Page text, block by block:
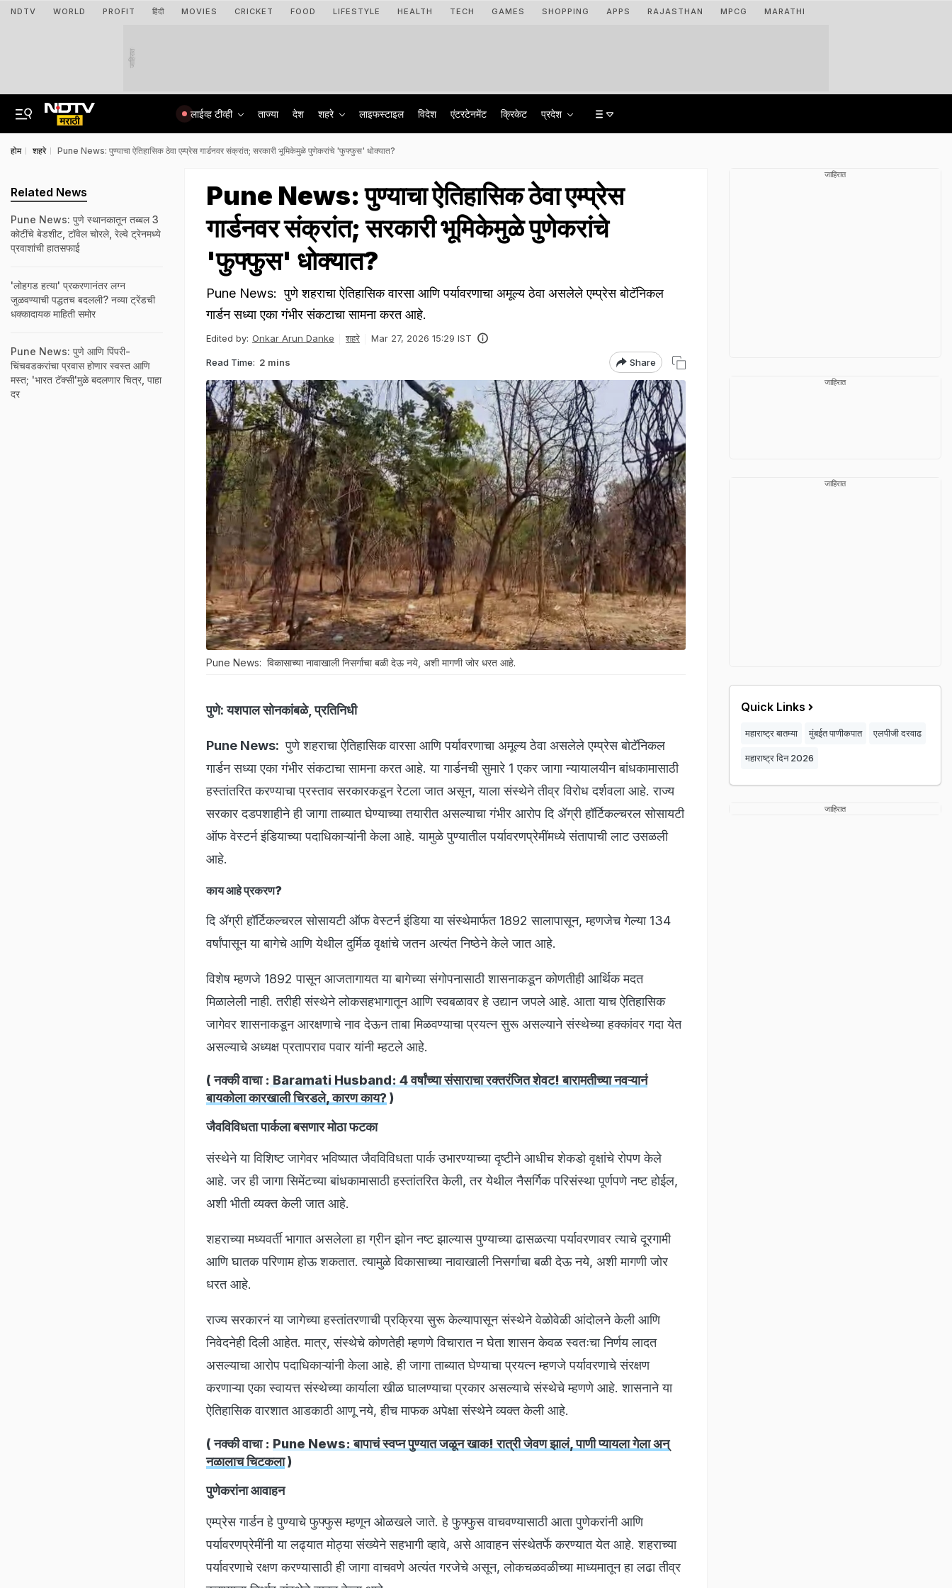
NDTV WORLD PROFIT हिंदी MOVIES CRICKET FOOD LIFESTYLE HEALTH TECH GAMES SHOPPING APPS RAJASTHAN MPCG MARATHI
जाहिरात
लाईव्ह टीव्ही ताज्या देश शहरे लाइफस्टाइल विदेश एंटरटेनमेंट क्रिकेट प्रदेश
होम शहरे Pune News: पुण्याचा ऐतिहासिक ठेवा एम्प्रेस गार्डनवर संक्रांत; सरकारी भूमिकेमुळे पुणेकरांचे 'फुफ्फुस' धोक्यात?
Pune News: पुण्याचा ऐतिहासिक ठेवा एम्प्रेस
गार्डनवर संक्रांत; सरकारी भूमिकेमुळे पुणेकरांचे
'फुफ्फुस' धोक्यात?
Pune News: पुणे शहराचा ऐतिहासिक वारसा आणि पर्यावरणाचा अमूल्य ठेवा असलेले एम्प्रेस बोटॅनिकल
गार्डन सध्या एका गंभीर संकटाचा सामना करत आहे.
Edited by: Onkar Arun Danke शहरे Mar 27, 2026 15:29 IST
Read Time: 2 mins Share
Pune News: विकासाच्या नावाखाली निसर्गाचा बळी देऊ नये, अशी मागणी जोर धरत आहे.
पुणे: यशपाल सोनकांबळे, प्रतिनिधी
Pune News: पुणे शहराचा ऐतिहासिक वारसा आणि पर्यावरणाचा अमूल्य ठेवा असलेले एम्प्रेस बोटॅनिकल
गार्डन सध्या एका गंभीर संकटाचा सामना करत आहे. या गार्डनची सुमारे 1 एकर जागा न्यायालयीन बांधकामासाठी
हस्तांतरित करण्याचा प्रस्ताव सरकारकडून रेटला जात असून, याला संस्थेने तीव्र विरोध दर्शवला आहे. राज्य
सरकार दडपशाहीने ही जागा ताब्यात घेण्याच्या तयारीत असल्याचा गंभीर आरोप दि ॲग्री हॉर्टिकल्चरल सोसायटी
ऑफ वेस्टर्न इंडियाच्या पदाधिकाऱ्यांनी केला आहे. यामुळे पुण्यातील पर्यावरणप्रेमींमध्ये संतापाची लाट उसळली
आहे.
काय आहे प्रकरण?
दि ॲग्री हॉर्टिकल्चरल सोसायटी ऑफ वेस्टर्न इंडिया या संस्थेमार्फत 1892 सालापासून, म्हणजेच गेल्या 134
वर्षांपासून या बागेचे आणि येथील दुर्मिळ वृक्षांचे जतन अत्यंत निष्ठेने केले जात आहे.
विशेष म्हणजे 1892 पासून आजतागायत या बागेच्या संगोपनासाठी शासनाकडून कोणतीही आर्थिक मदत
मिळालेली नाही. तरीही संस्थेने लोकसहभागातून आणि स्वबळावर हे उद्यान जपले आहे. आता याच ऐतिहासिक
जागेवर शासनाकडून आरक्षणाचे नाव देऊन ताबा मिळवण्याचा प्रयत्न सुरू असल्याने संस्थेच्या हक्कांवर गदा येत
असल्याचे अध्यक्ष प्रतापराव पवार यांनी म्हटले आहे.
( नक्की वाचा : Baramati Husband: 4 वर्षांच्या संसाराचा रक्तरंजित शेवट! बारामतीच्या नवऱ्यानं
बायकोला कारखाली चिरडले, कारण काय? )
जैवविविधता पार्कला बसणार मोठा फटका
संस्थेने या विशिष्ट जागेवर भविष्यात जैवविविधता पार्क उभारण्याच्या दृष्टीने आधीच शेकडो वृक्षांचे रोपण केले
आहे. जर ही जागा सिमेंटच्या बांधकामासाठी हस्तांतरित केली, तर येथील नैसर्गिक परिसंस्था पूर्णपणे नष्ट होईल,
अशी भीती व्यक्त केली जात आहे.
शहराच्या मध्यवर्ती भागात असलेला हा ग्रीन झोन नष्ट झाल्यास पुण्याच्या ढासळत्या पर्यावरणावर त्याचे दूरगामी
आणि घातक परिणाम होऊ शकतात. त्यामुळे विकासाच्या नावाखाली निसर्गाचा बळी देऊ नये, अशी मागणी जोर
धरत आहे.
राज्य सरकारनं या जागेच्या हस्तांतरणाची प्रक्रिया सुरू केल्यापासून संस्थेने वेळोवेळी आंदोलने केली आणि
निवेदनेही दिली आहेत. मात्र, संस्थेचे कोणतेही म्हणणे विचारात न घेता शासन केवळ स्वतःचा निर्णय लादत
असल्याचा आरोप पदाधिकाऱ्यांनी केला आहे. ही जागा ताब्यात घेण्याचा प्रयत्न म्हणजे पर्यावरणाचे संरक्षण
करणाऱ्या एका स्वायत्त संस्थेच्या कार्याला खीळ घालण्याचा प्रकार असल्याचे संस्थेचे म्हणणे आहे. शासनाने या
ऐतिहासिक वारशात आडकाठी आणू नये, हीच माफक अपेक्षा संस्थेने व्यक्त केली आहे.
( नक्की वाचा : Pune News: बापाचं स्वप्न पुण्यात जळून खाक! रात्री जेवण झालं, पाणी प्यायला गेला अन्
नळालाच चिटकला)
पुणेकरांना आवाहन
एम्प्रेस गार्डन हे पुण्याचे फुफ्फुस म्हणून ओळखले जाते. हे फुफ्फुस वाचवण्यासाठी आता पुणेकरांनी आणि
पर्यावरणप्रेमींनी या लढ्यात मोठ्या संख्येने सहभागी व्हावे, असे आवाहन संस्थेतर्फे करण्यात येत आहे. शहराच्या
पर्यावरणाचे रक्षण करण्यासाठी ही जागा वाचवणे अत्यंत गरजेचे असून, लोकचळवळीच्या माध्यमातून हा लढा तीव्र
Related News
Pune News: पुणे स्थानकातून तब्बल 3
कोटींचे बेडशीट, टॉवेल चोरले, रेल्वे ट्रेनमध्ये
प्रवाशांची हातसफाई
'लोहगड हत्या' प्रकरणानंतर लग्न
जुळवण्याची पद्धतच बदलली? नव्या ट्रेंडची
धक्कादायक माहिती समोर
Pune News: पुणे आणि पिंपरी-
चिंचवडकरांचा प्रवास होणार स्वस्त आणि
मस्त; 'भारत टॅक्सी'मुळे बदलणार चित्र, पाहा
दर
जाहिरात
जाहिरात
जाहिरात
Quick Links
महाराष्ट्र बातम्या मुंबईत पाणीकपात एलपीजी दरवाढ
महाराष्ट्र दिन 2026
जाहिरात